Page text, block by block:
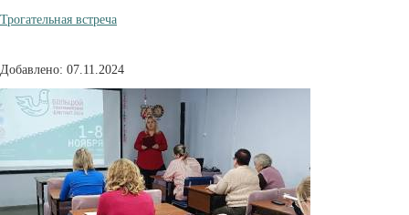
Трогательная встреча
Добавлено: 07.11.2024